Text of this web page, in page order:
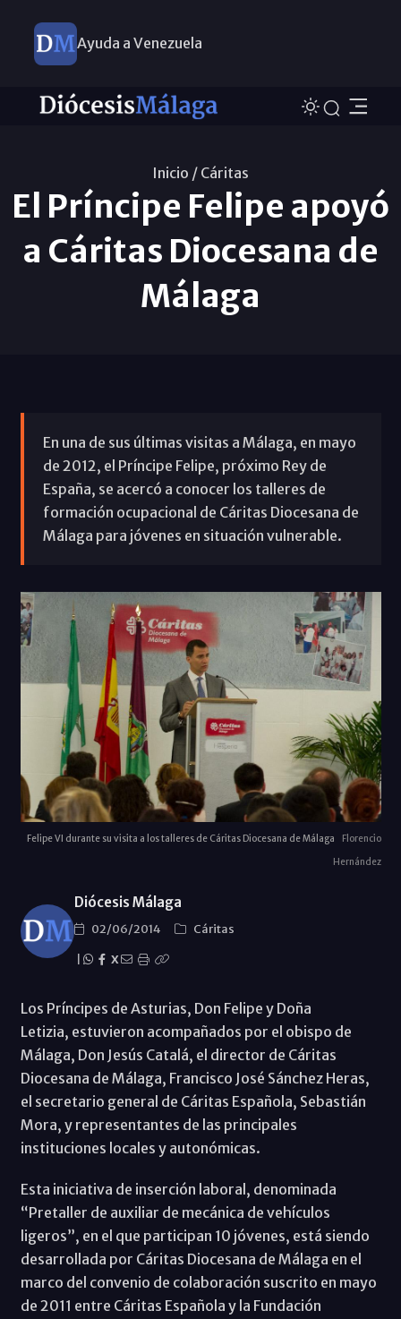
Ayuda a Venezuela
Inicio / Cáritas
El Príncipe Felipe apoyó
a Cáritas Diocesana de
Málaga
En una de sus últimas visitas a Málaga, en mayo
de 2012, el Príncipe Felipe, próximo Rey de
España, se acercó a conocer los talleres de
formación ocupacional de Cáritas Diocesana de
Málaga para jóvenes en situación vulnerable.
Felipe VI durante su visita a los talleres de Cáritas Diocesana de Málaga
Florencio
Hernández
Diócesis Málaga
02/06/2014
Cáritas
X
Los Príncipes de Asturias, Don Felipe y Doña
Letizia, estuvieron acompañados por el obispo de
Málaga, Don Jesús Catalá, el director de Cáritas
Diocesana de Málaga, Francisco José Sánchez Heras,
el secretario general de Cáritas Española, Sebastián
Mora, y representantes de las principales
instituciones locales y autonómicas.
Esta iniciativa de inserción laboral, denominada
“Pretaller de auxiliar de mecánica de vehículos
ligeros”, en el que participan 10 jóvenes, está siendo
desarrollada por Cáritas Diocesana de Málaga en el
marco del convenio de colaboración suscrito en mayo
de 2011 entre Cáritas Española y la Fundación